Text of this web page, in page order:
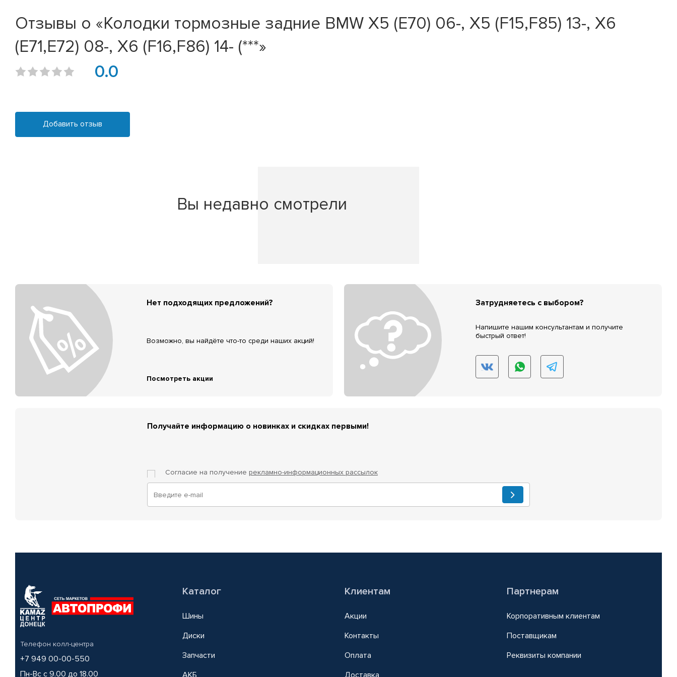
Отзывы о «Колодки тормозные задние BMW X5 (E70) 06-, X5 (F15,F85) 13-, X6
(E71,E72) 08-, X6 (F16,F86) 14- (***»
0.0
Добавить отзыв
Вы недавно смотрели
Нет подходящих предложений?
Возможно, вы найдёте что-то среди наших акций!
Посмотреть акции
Затрудняетесь с выбором?
Напишите нашим консультантам и получите
быстрый ответ!
Получайте информацию о новинках и скидках первыми!
Согласие на получение рекламно-информационных рассылок
Телефон колл-центра
+7 949 00-00-550
Пн-Вс с 9.00 до 18.00
Каталог
Шины
Диски
Запчасти
АКБ
Клиентам
Акции
Контакты
Оплата
Доставка
Партнерам
Корпоративным клиентам
Поставщикам
Реквизиты компании